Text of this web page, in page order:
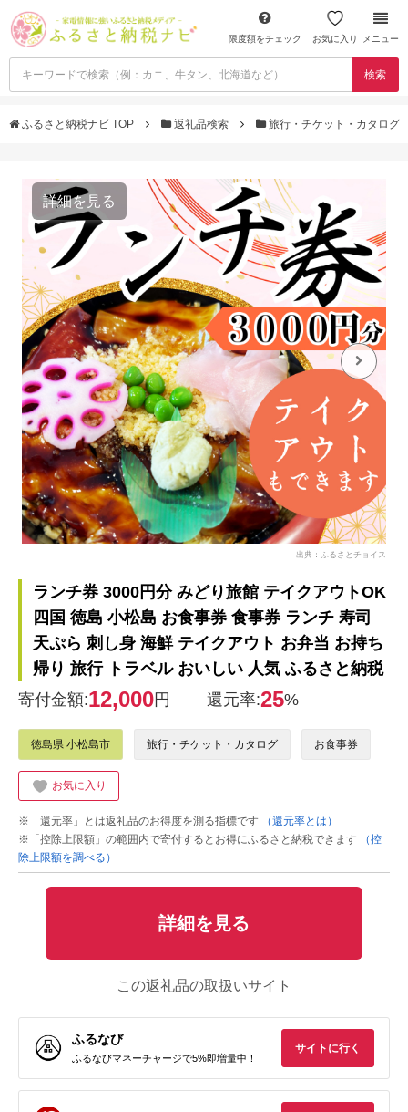
限度額をチェック お気に入り メニュー
検索
ふるさと納税ナビ TOP 返礼品検索 旅行・チケット・カタログ
詳細を見る
出典：ふるさとチョイス
ランチ券 3000円分 みどり旅館 テイクアウトOK
四国 徳島 小松島 お食事券 食事券 ランチ 寿司
天ぷら 刺し身 海鮮 テイクアウト お弁当 お持ち
帰り 旅行 トラベル おいしい 人気 ふるさと納税
寄付金額:12,000円 還元率:25%
徳島県 小松島市 旅行・チケット・カタログ お食事券
お気に入り
※「還元率」とは返礼品のお得度を測る指標です
（還元率とは）
※「控除上限額」の範囲内で寄付するとお得にふるさと納税できます
（控
除上限額を調べる）
詳細を見る
この返礼品の取扱いサイト
ふるなび
ふるなびマネーチャージで5%即増量中！
サイトに行く